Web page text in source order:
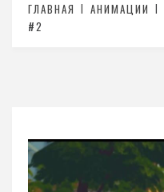
ГЛАВНАЯ АНИМАЦИИ
#2